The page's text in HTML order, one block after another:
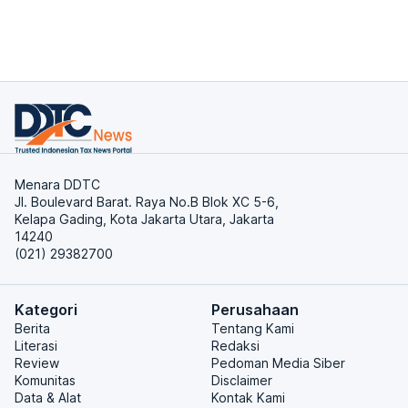
Menara DDTC
Jl. Boulevard Barat. Raya No.B Blok XC 5-6,
Kelapa Gading, Kota Jakarta Utara, Jakarta
14240
(021) 29382700
Kategori
Berita
Literasi
Review
Komunitas
Data & Alat
Perusahaan
Tentang Kami
Redaksi
Pedoman Media Siber
Disclaimer
Kontak Kami